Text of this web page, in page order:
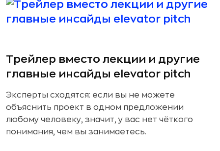
Трейлер вместо лекции и другие
главные инсайды elevator pitch
Эксперты сходятся: если вы не можете
объяснить проект в одном предложении
любому человеку, значит, у вас нет чёткого
понимания, чем вы занимаетесь.